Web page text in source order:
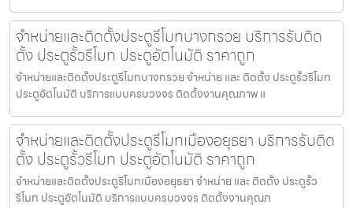
จำหน่ายและติดตั้งประตูรีโมทบางกรวย บริการรับติด
ตั้ง ประตูรั้วรีโมท ประตูอัตโนมัติ ราคาถูก
จำหน่ายและติดตั้งประตูรีโมทบางกรวย จำหน่าย และ ติดตั้ง ประตูรั้วรีโมท
ประตูอัตโนมัติ บริการแบบครบวงจร ติดตั้งงานคุณภาพ แ
จำหน่ายและติดตั้งประตูรีโมทเมืองอยุธยา บริการรับติด
ตั้ง ประตูรั้วรีโมท ประตูอัตโนมัติ ราคาถูก
จำหน่ายและติดตั้งประตูรีโมทเมืองอยุธยา จำหน่าย และ ติดตั้ง ประตูรั้ว
รีโมท ประตูอัตโนมัติ บริการแบบครบวงจร ติดตั้งงานคุณภ